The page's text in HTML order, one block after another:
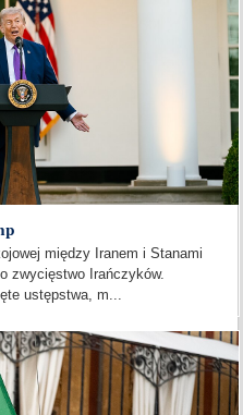
między Iranem i Stanami
zwycięstwo Irańczyków.
ustępstwa, m...